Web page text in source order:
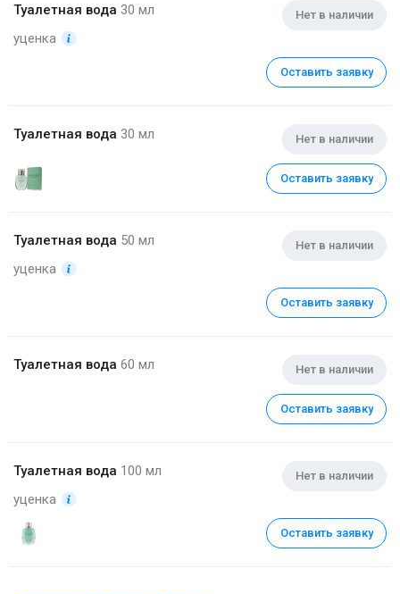
Туалетная вода 30 мл
уценка
Нет в наличии
Оставить заявку
Туалетная вода 30 мл Нет в наличии
Оставить заявку
Туалетная вода 50 мл
уценка
Нет в наличии
Оставить заявку
Туалетная вода 60 мл Нет в наличии
Оставить заявку
Туалетная вода 100 мл
уценка
Нет в наличии
Оставить заявку